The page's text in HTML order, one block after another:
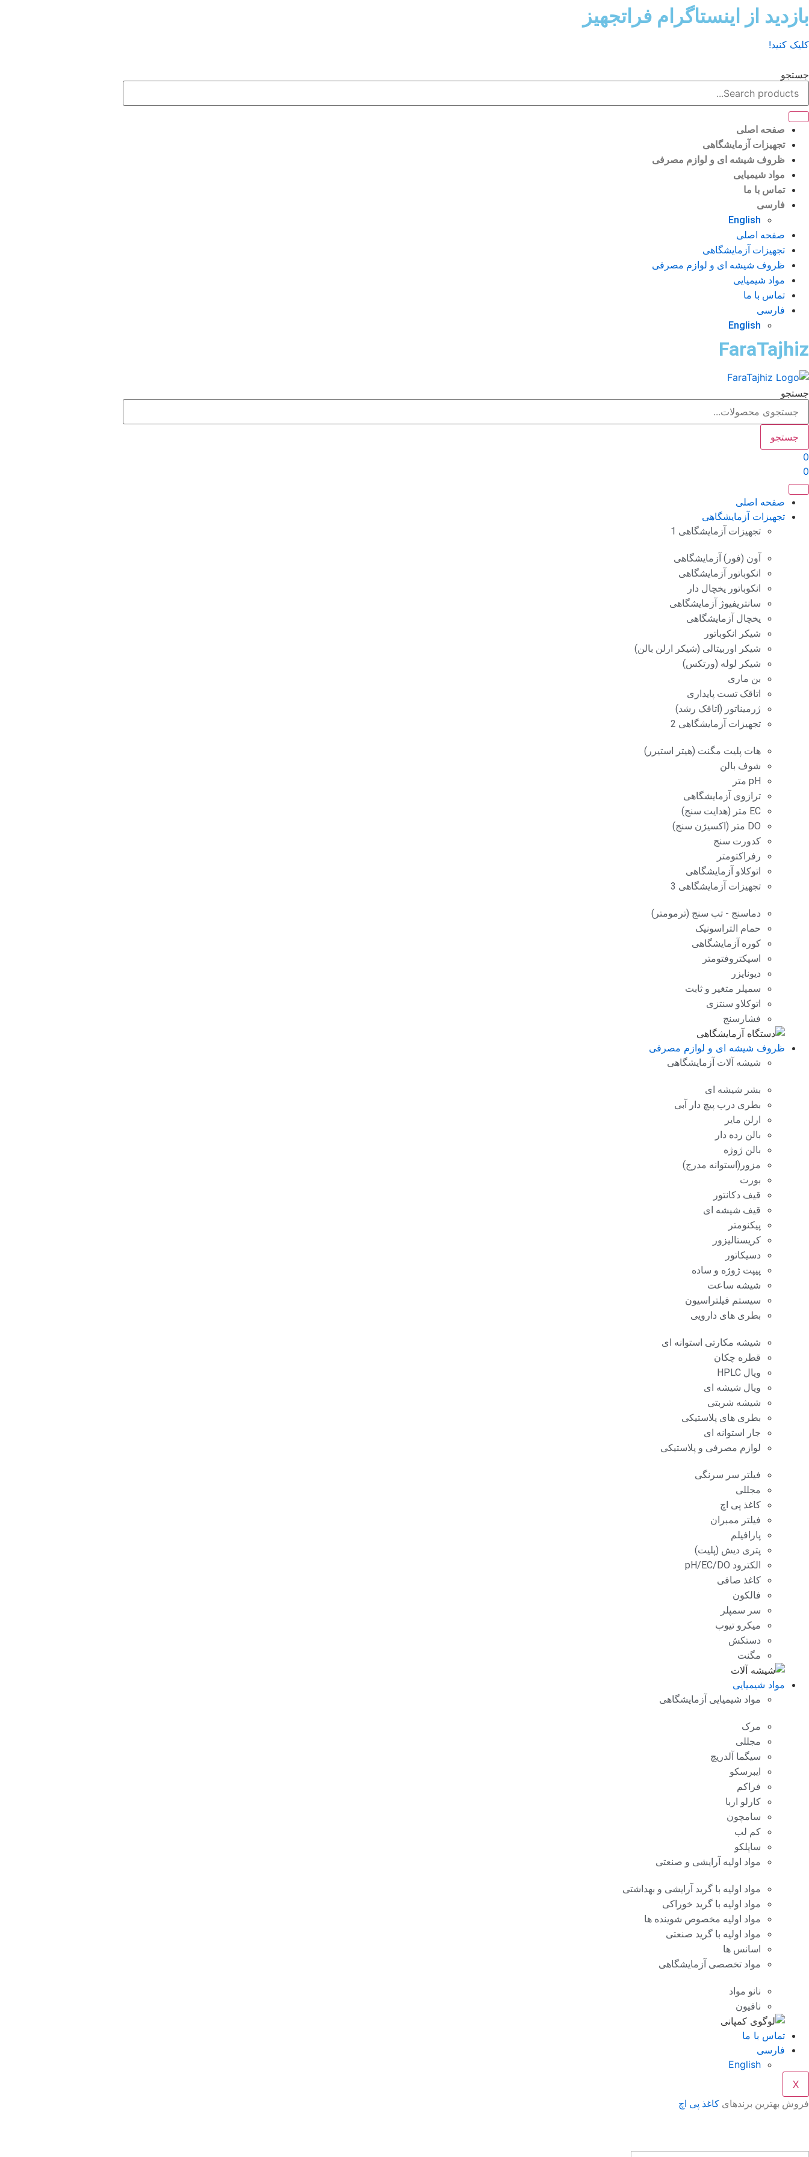
پرش
به
بازدید از اینستاگرام فراتجهیز
کلیک کنید!
جستجو
صفحه اصلی
تجهیزات آزمایشگاهی
ظروف شیشه ای و لوازم مصرفی
مواد شیمیایی
تماس با ما
فارسی
English
صفحه اصلی
تجهیزات آزمایشگاهی
ظروف شیشه ای و لوازم مصرفی
مواد شیمیایی
تماس با ما
فارسی
English
FaraTajhiz
جستجو
جستجو
0
0
صفحه اصلی
تجهیزات آزمایشگاهی
تجهیزات آزمایشگاهی 1
آون (فور) آزمایشگاهی
انکوباتور آزمایشگاهی
انکوباتور یخچال دار
سانتریفیوژ آزمایشگاهی
یخچال آزمایشگاهی
شیکر انکوباتور
شیکر اوربیتالی (شیکر ارلن بالن)
شیکر لوله (ورتکس)
بن ماری
اتاقک تست پایداری
ژرمیناتور (اتاقک رشد)
تجهیزات آزمایشگاهی 2
هات پلیت مگنت (هیتر استیرر)
شوف بالن
pH متر
ترازوی آزمایشگاهی
EC متر (هدایت سنج)
DO متر (اکسیژن سنج)
کدورت سنج
رفراکتومتر
اتوکلاو آزمایشگاهی
تجهیزات آزمایشگاهی 3
دماسنج - تب سنج (ترمومتر)
حمام التراسونیک
کوره آزمایشگاهی
اسپکتروفتومتر
دیونایزر
سمپلر متغیر و ثابت
اتوکلاو سنتزی
فشارسنج
ظروف شیشه ای و لوازم مصرفی
شیشه آلات آزمایشگاهی
بشر شیشه ای
بطری درب پیچ دار آبی
ارلن مایر
بالن رده دار
بالن ژوژه
مزور(استوانه مدرج)
بورت
قیف دکانتور
قیف شیشه ای
پیکنومتر
کریستالیزور
دسیکاتور
پیپت ژوژه و ساده
شیشه ساعت
سیستم فیلتراسیون
بطری های دارویی
شیشه مکارتی استوانه ای
قطره چکان
ویال HPLC
ویال شیشه ای
شیشه شربتی
بطری های پلاستیکی
جار استوانه ای
لوازم مصرفی و پلاستیکی
فیلتر سر سرنگی
مجللی
کاغذ پی اچ
فیلتر ممبران
پارافیلم
پتری دیش (پلیت)
الکترود pH/EC/DO
کاغذ صافی
فالکون
سر سمپلر
میکرو تیوب
دستکش
مگنت
مواد شیمیایی
مواد شیمیایی آزمایشگاهی
مرک
مجللی
سیگما آلدریچ
ایبرسکو
فراکم
کارلو اربا
سامچون
کم لب
ساپلکو
مواد اولیه آرایشی و صنعتی
مواد اولیه با گرید آرایشی و بهداشتی
مواد اولیه با گرید خوراکی
مواد اولیه مخصوص شوینده ها
مواد اولیه با گرید صنعتی
اسانس ها
مواد تخصصی آزمایشگاهی
نانو مواد
نافیون
تماس با ما
فارسی
English
X
فروش بهترین برندهای کاغذ پی اچ